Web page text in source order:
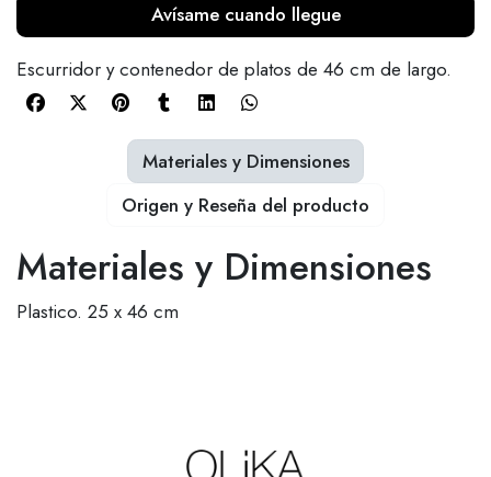
Avísame cuando llegue
Escurridor y contenedor de platos de 46 cm de largo.
Materiales y Dimensiones
Plastico. 25 x 46 cm
Materiales y Dimensiones
Origen y Reseña del producto